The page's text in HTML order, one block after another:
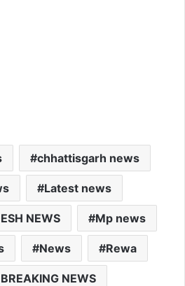
chhattisgarh news
Latest news
NEWS Mp news
News Rewa
NEWS